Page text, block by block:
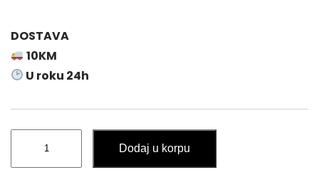
DOSTAVA
10KM
U roku 24h
sa
Dodaj u korpu